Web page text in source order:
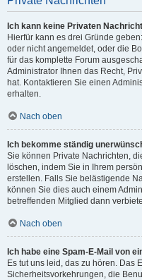
Ich kann keine Privaten
Hierfür kann es drei Gründe
oder nicht angemeldet, oder die
für das komplette Forum
Administrator Ihnen das Recht,
hat. Kontaktieren Sie einen
erhalten.
Nach oben
Ich bekomme ständig
Sie können Private Nachrichten,
löschen, indem Sie in Ihrem
erstellen. Falls Sie belästigende
können Sie dies auch einem
betreffenden Mitglied dann
Nach oben
Ich habe eine Spam-E-Mail von
Es tut uns leid, das zu hören. Das
Sicherheitsvorkehrungen, die